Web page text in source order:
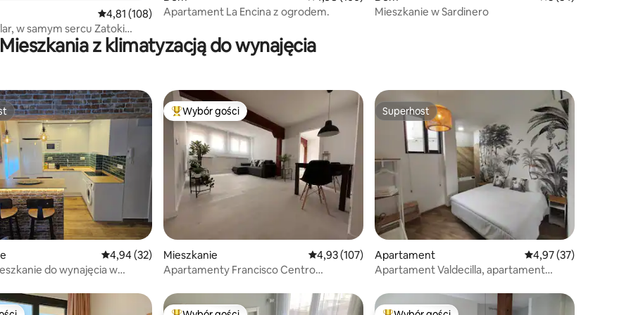
Średnia ocena: 4,81 na 5, liczba recenzji: 108
4,81 (108)
w samym sercu Zatoki
Apartament La Encina z ogrodem.
Mieszkanie w Sardinero
Mieszkania z klimatyzacją do wynajęcia
liczba recenzji: 103 Średnia ocena: 4,94 na 5, liczba recenzji: 32
4,94 (32)
do wynajęcia w
Najpopularniejsze z kategorii Wybór gości
Wybór gości
Mieszkanie Średnia ocena: 4,93 na 5, liczba recenzji: 107
4,93 (107)
Apartamenty Francisco Centro
Superhost
Superhost
Apartament Średnia ocena: 4,97
4,97 (37)
Apartament Valdecilla, apartament